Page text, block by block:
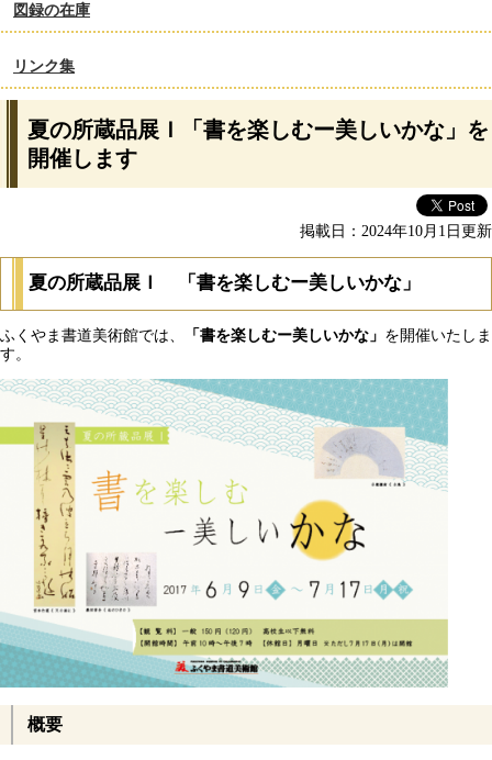
図録の在庫
リンク集
夏の所蔵品展Ｉ「書を楽しむー美しいかな」を
開催します
掲載日：2024年10月1日更新
夏の所蔵品展Ｉ 「書を楽しむー美しいかな」
ふくやま書道美術館では、 「書を楽しむー美しいかな 」 を開催いたしま
す。
概要